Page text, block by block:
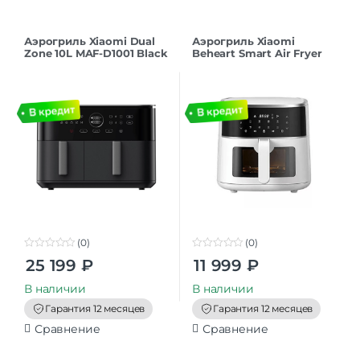
Аэрогриль Xiaomi Dual
Zone 10L MAF-D1001 Black
o
t
o
f
5
(0)
25 199 ₽
В наличии
Гарантия 12 месяцев
Сравнение
Аэрогриль Xiaomi
Beheart Smart Air Fryer
t
o
f
5
(0)
11 999 ₽
В наличии
Гарантия 12 месяцев
Сравнение